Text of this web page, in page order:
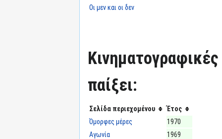
Οι μεν και οι δεν
Κινηματογραφικές
παίξει:
Σελίδα περιεχομένου
Έτος
Όμορφες μέρες
1970
Αγωνία
1969